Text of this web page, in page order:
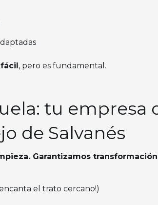
, pero es fundamental.
tu empresa
de Salvanés
Garantizamos
el trato cercano!)